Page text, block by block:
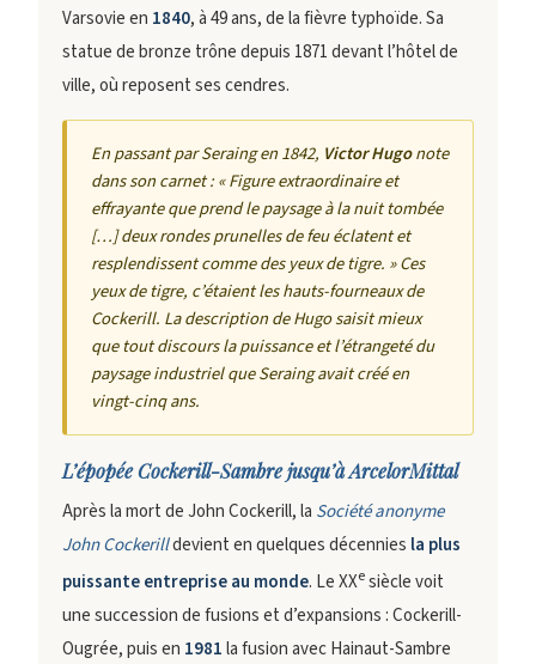
Varsovie en 1840, à 49 ans, de la fièvre typhoïde. Sa
statue de bronze trône depuis 1871 devant l’hôtel de
ville, où reposent ses cendres.
En passant par Seraing en 1842, Victor Hugonote
dans son carnet :« Figure extraordinaire et
effrayante que prend le paysage à la nuit tombée
[…] deux rondes prunelles de feu éclatent et
resplendissent comme des yeux de tigre. »Ces
yeux de tigre, c’étaient les hauts-fourneaux de
Cockerill. La description de Hugo saisit mieux
que tout discours la puissance et l’étrangeté du
paysage industriel que Seraing avait créé en
vingt-cinq ans.
L’épopée Cockerill-Sambre jusqu’à ArcelorMittal
Après la mort de John Cockerill, la Société anonyme
John Cockerilldevient en quelques décennies la plus
puissante entreprise au monde. Le XXesiècle voit
une succession de fusions et d’expansions : Cockerill-
Ougrée, puis en 1981la fusion avec Hainaut-Sambre